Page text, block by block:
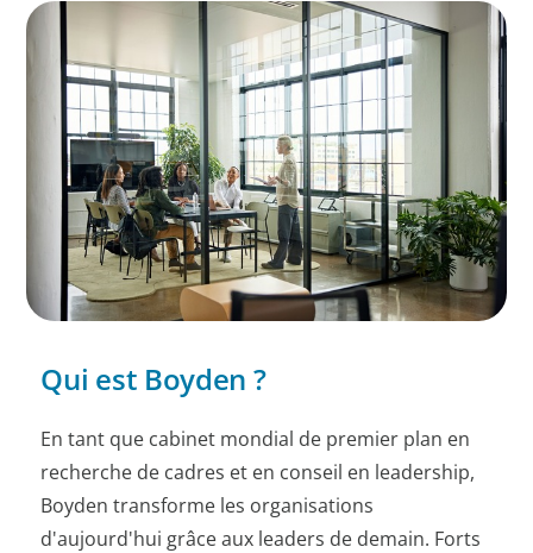
Qui est Boyden ?
En tant que cabinet mondial de premier plan en
recherche de cadres et en conseil en leadership,
Boyden transforme les organisations
d'aujourd'hui grâce aux leaders de demain. Forts